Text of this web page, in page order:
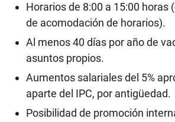
Horarios de 8:00 a 15:00 horas
de acomodación de horarios).
Al menos 40 días por año de
asuntos propios.
Aumentos salariales del 5%
aparte del IPC, por antigüedad.
Posibilidad de promoción